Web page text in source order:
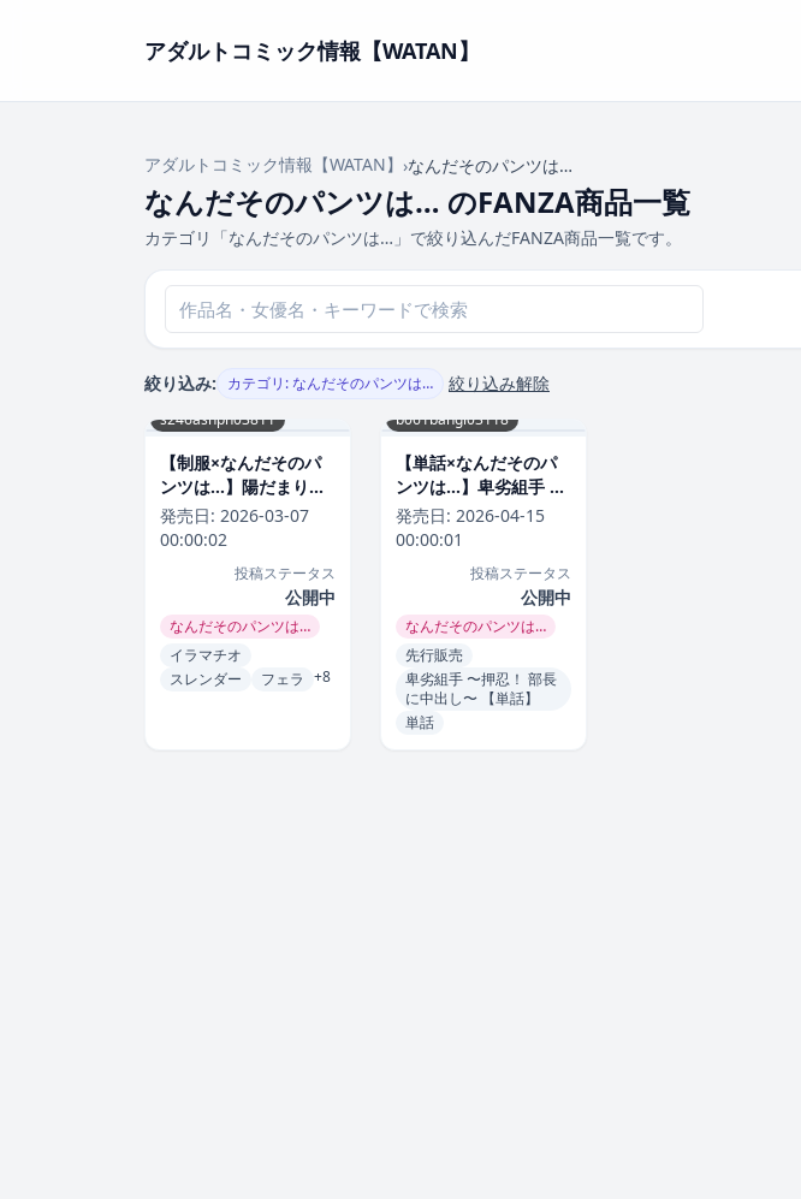
アダルトコミック情報【WATAN】
アダルトコミック情報【WATAN】 ›なんだそのパンツは…
なんだそのパンツは… のFANZA商品一覧
カテゴリ「なんだそのパンツは…」で絞り込んだFANZA商品一覧です。
絞り込み: カテゴリ: なんだそのパンツは… 絞り込み解除
s246asnph03811
【制服×なんだそのパ
ンツは…】陽だまりの
裏側（単話）
発売日: 2026-03-07
00:00:02
投稿ステータス
公開中
なんだそのパンツは…
イラマチオ
スレンダー
フェラ +8
b061bangl03118
【単話×なんだそのパ
ンツは…】卑劣組手 〜
押忍！ 部長に中出し〜
【単話】（単話）
発売日: 2026-04-15
00:00:01
投稿ステータス
公開中
なんだそのパンツは…
先行販売
卑劣組手 〜押忍！ 部長
に中出し〜 【単話】
単話